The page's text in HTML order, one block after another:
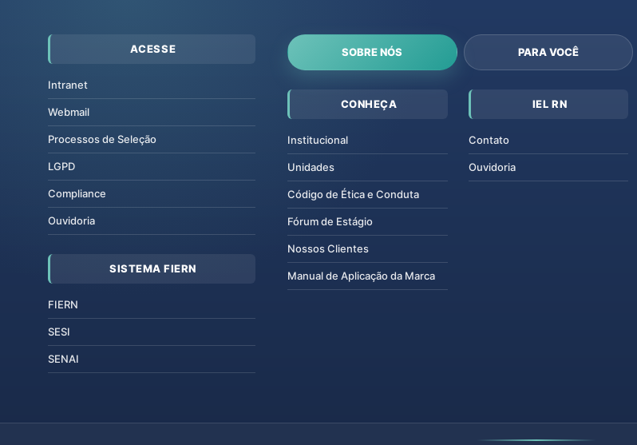
ACESSE
Intranet
Webmail
Processos de Seleção
LGPD
Compliance
Ouvidoria
SISTEMA FIERN
FIERN
SESI
SENAI
SOBRE NÓS PARA VOCÊ
CONHEÇA
Institucional
Unidades
Código de Ética e Conduta
Fórum de Estágio
Nossos Clientes
Manual de Aplicação da Marca
IEL RN
Contato
Ouvidoria